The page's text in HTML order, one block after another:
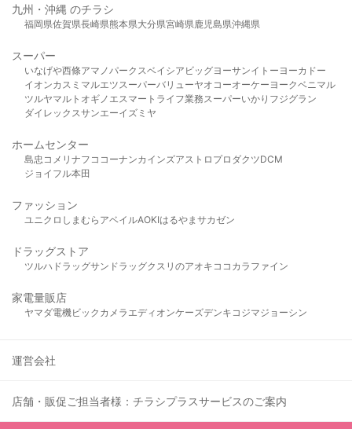
九州・沖縄 のチラシ
福岡県佐賀県長崎県熊本県大分県宮崎県鹿児島県沖縄県
スーパー
いなげや西條アマノパークスベイシア ビッグヨーサンイトーヨーカドー
イオンカスミ マルエツスーパーバリューヤオコーオーケー ヨークベニマル
ツルヤマルト オギノ エスマート ライフ業務スーパーいかり フジグラン
ダイレックスサンエーイズミヤ
ホームセンター
島忠 コメリ ナフコ コーナンカインズアストロプロダクツDCM
ジョイフル本田
ファッション
ユニクロ しまむら アベイルAOKIはるやま サカゼン
ドラッグストア
ツルハドラッグサンドラッグクスリのアオキ ココカラファイン
家電量販店
ヤマダ電機ビックカメラ エディオンケーズデンキ コジマジョーシン
運営会社
店舗・販促ご担当者様：チラシプラスサービスのご案内